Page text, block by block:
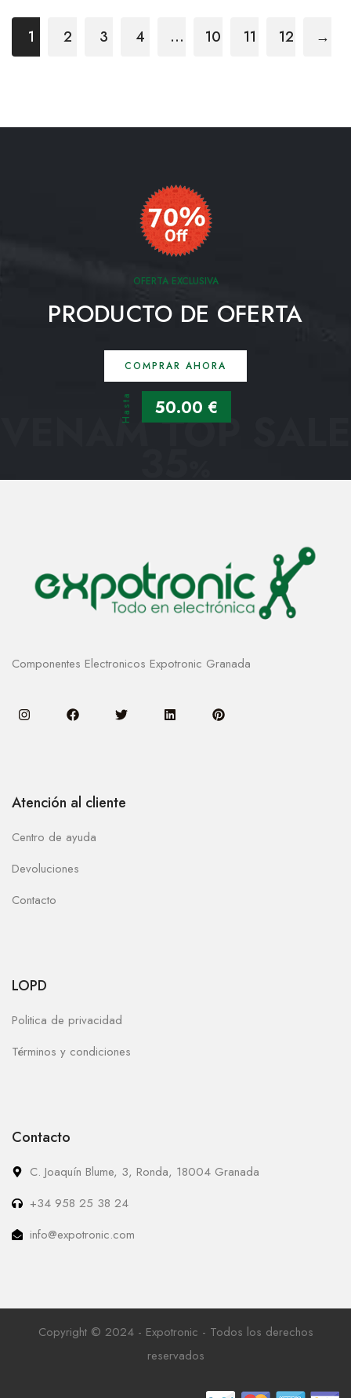
1 2 3 4 … 10 11 12 →
OFERTA EXCLUSIVA
PRODUCTO DE OFERTA
COMPRAR AHORA
Hasta 50.00 €
VENAM TOP SALE
35
Componentes Electronicos Expotronic Granada
Atención al cliente
Centro de ayuda
Devoluciones
Contacto
LOPD
Politica de privacidad
Términos y condiciones
Contacto
C. Joaquín Blume, 3, Ronda, 18004 Granada
+34 958 25 38 24
info@expotronic.com
Copyright © 2024 - Expotronic - Todos los derechos
reservados